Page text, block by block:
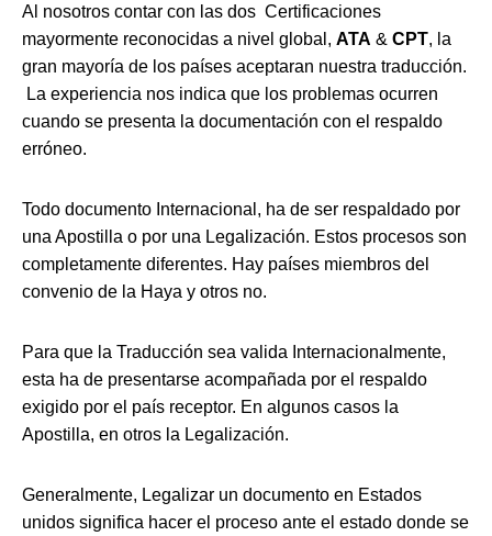
Al nosotros contar con las dos Certificaciones
mayormente reconocidas a nivel global, ATA & CPT, la
gran mayoría de los países aceptaran nuestra traducción.
La experiencia nos indica que los problemas ocurren
cuando se presenta la documentación con el respaldo
erróneo.
Todo documento Internacional, ha de ser respaldado por
una Apostilla o por una Legalización. Estos procesos son
completamente diferentes. Hay países miembros del
convenio de la Haya y otros no.
Para que la Traducción sea valida Internacionalmente,
esta ha de presentarse acompañada por el respaldo
exigido por el país receptor. En algunos casos la
Apostilla, en otros la Legalización.
Generalmente, Legalizar un documento en Estados
unidos significa hacer el proceso ante el estado donde se